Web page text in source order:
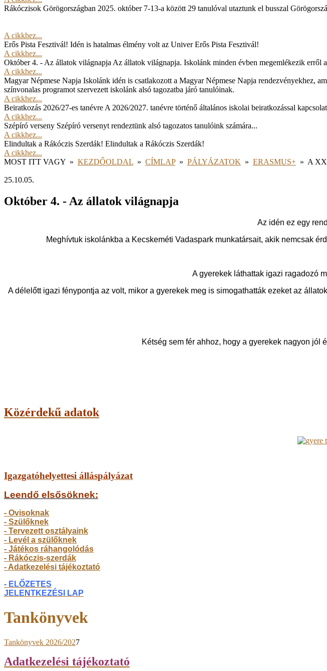
Rákóczisok Görögországban 2025. október 7-13-a között 29 tanulóval utaztunk el busszal
A cikkhez...
Erős Pista Fesztivál! Idén is hatalmas élmény volt az Univer Erős Pista Fesztivál!
A cikkhez...
Október 4. - Az állatok világnapja Az állatok világnapja. Iskolánk minden évben megemlékezik erről
A cikkhez...
Magyar Népmese Napja Iskolánk idén is csatlakozott a Magyar Népmese Napja rendezvényekhez,
színvonalas programot szervezett iskolánk alsó tagozatba járó tanulóinak.
A cikkhez...
Beiratkozás 2026/27-es tanévre A 2026/2027. tanévre történő általános iskolai beiratkozással
A cikkhez...
Szépíró verseny Szépíró versenyt rendeztünk alsó tagozatos tanulóink számára...
A cikkhez...
Elindultak a Rákóczis Szerdák! Elindultak a Rákóczis Szerdák!
A cikkhez...
MOST ITT VAGY » KEZDŐOLDAL » CÍMLAP » PÁLYÁZATOK » ERASMUS+ » A
25.10.05.
Október 4. - Az állatok világnapja
Az idén ez egy
Meghívtuk iskolánkba a Kecskeméti Vadaspark munkatársait, akik nemcsak
A gyerekek láthattak igazi ragadozó
A délelőtt igazi fénypontja az volt, mikor a gyerekek meg is simogathatták ezeket az
Kétség sem fér ahhoz, hogy a gyerekek nagyon jól
Közérdekű adatok
Igazgatóhelyettesi álláspályázat
Leendő elsősöknek:
- Ovisoknak
- Szülőknek
- Tervezett osztályaink
- Levél a szülőknek
- Játékos ráhangolódás
- Rákóczis-szerdák
- Adatkezelési tájékoztató
- ELŐZETES
JELENTKEZÉSI LAP
Tankönyvek
Tankönyvek 2026/2027
Adatkezelési tájékoztató